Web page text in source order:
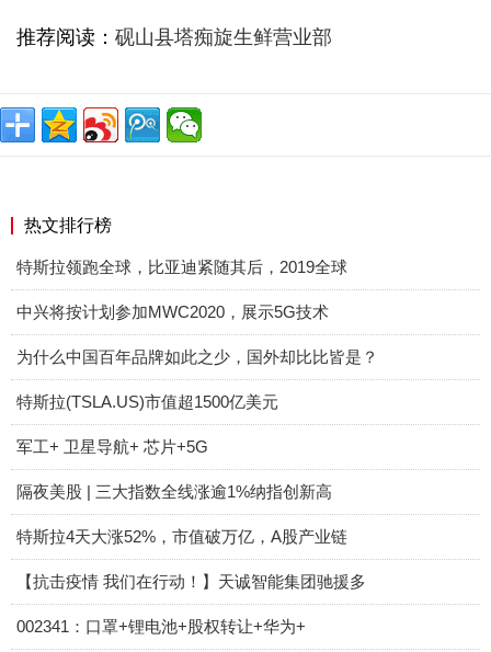
推荐阅读： 砚山县塔痴旋生鲜营业部
热文排行榜
特斯拉领跑全球，比亚迪紧随其后，2019全球
中兴将按计划参加MWC2020，展示5G技术
为什么中国百年品牌如此之少，国外却比比皆是？
特斯拉(TSLA.US)市值超1500亿美元
军工+ 卫星导航+ 芯片+5G
隔夜美股 | 三大指数全线涨逾1%纳指创新高
特斯拉4天大涨52%，市值破万亿，A股产业链
【抗击疫情 我们在行动！】天诚智能集团驰援多
002341：口罩+锂电池+股权转让+华为+